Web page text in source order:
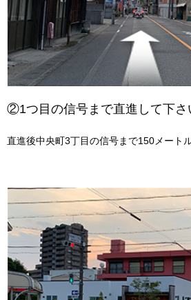
②1つ目の信号まで直進して下さ
直進後中央町3丁目の信号まで150メート